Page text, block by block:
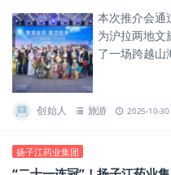
本次推介会通
为沪拉两地文
了一场跨越山
创始人 旅游 2025-10-
扬子江药业集团